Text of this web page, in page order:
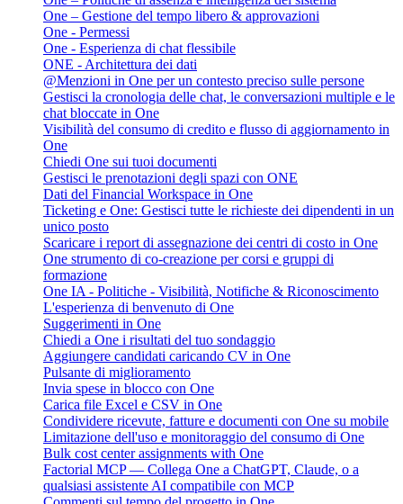
One – Gestione del tempo libero & approvazioni
One - Permessi
One - Esperienza di chat flessibile
ONE - Architettura dei dati
@Menzioni in One per un contesto preciso sulle persone
Gestisci la cronologia delle chat, le conversazioni multiple e le
chat bloccate in One
Visibilità del consumo di credito e flusso di aggiornamento in
One
Chiedi One sui tuoi documenti
Gestisci le prenotazioni degli spazi con ONE
Dati del Financial Workspace in One
Ticketing e One: Gestisci tutte le richieste dei dipendenti in un
unico posto
Scaricare i report di assegnazione dei centri di costo in One
One strumento di co-creazione per corsi e gruppi di
formazione
One IA - Politiche - Visibilità, Notifiche & Riconoscimento
L'esperienza di benvenuto di One
Suggerimenti in One
Chiedi a One i risultati del tuo sondaggio
Aggiungere candidati caricando CV in One
Pulsante di miglioramento
Invia spese in blocco con One
Carica file Excel e CSV in One
Condividere ricevute, fatture e documenti con One su mobile
Limitazione dell'uso e monitoraggio del consumo di One
Bulk cost center assignments with One
Factorial MCP — Collega One a ChatGPT, Claude, o a
qualsiasi assistente AI compatibile con MCP